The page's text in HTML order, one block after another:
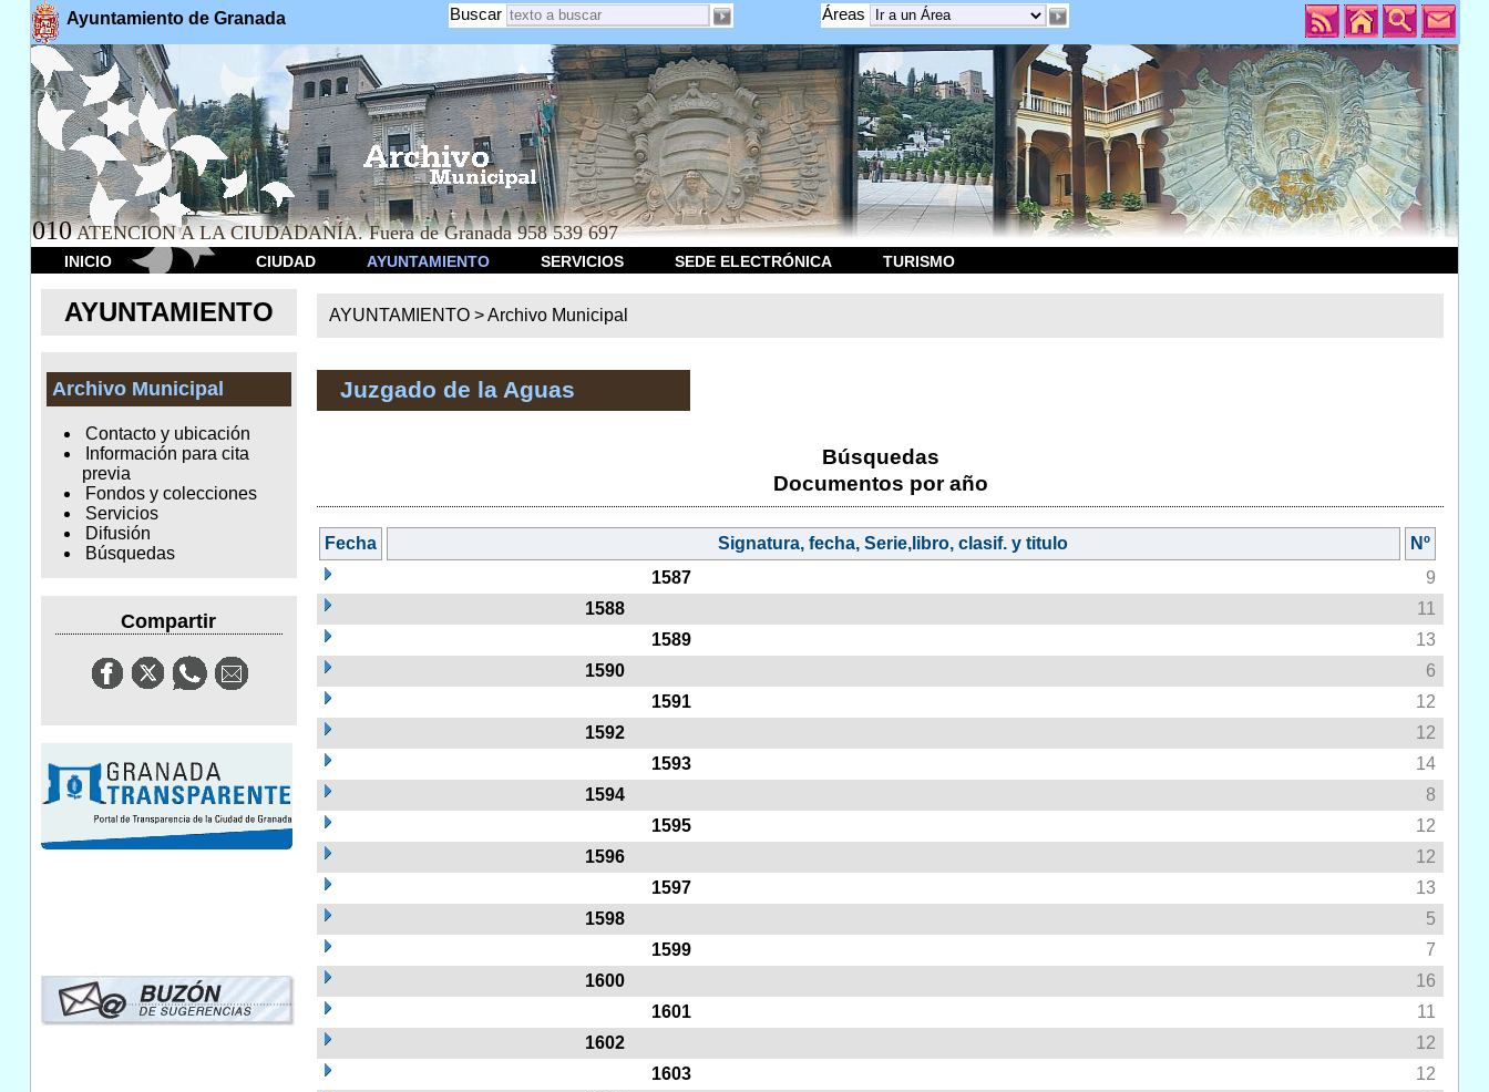
Ayuntamiento de Granada Áreas
Buscar
010 ATENCION A LA CIUDADANÍA. Fuera de Granada 958 539 697
INICIO CIUDAD AYUNTAMIENTO SERVICIOS SEDE ELECTRÓNICA TURISMO
AYUNTAMIENTO
Archivo Municipal
Contacto y ubicación
Información para cita
previa
Fondos y colecciones
Servicios
Difusión
Búsquedas
Compartir
AYUNTAMIENTO >Archivo Municipal
Juzgado de la Aguas
Búsquedas
Documentos por año
Fecha Signatura, fecha, Serie,libro, clasif. y titulo
Nº
1587
9
1588
11
1589
13
1590
6
1591
12
1592
12
1593
14
1594
8
1595
12
1596
12
1597
13
1598
5
1599
7
1600
16
1601
11
1602
12
1603
12